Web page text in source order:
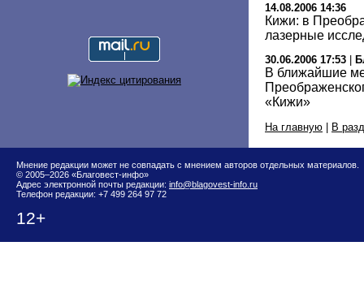
14.08.2006 14:36
Кижи: в
лазерные
30.06.2006 17:53
В ближайшие
«Кижи»
На главную | В
Мнение редакции может не совпадать с мнением авторов отдельных материалов.
© 2005–2026 «Благовест-инфо»
Адрес электронной почты редакции: info@blagovest-info.ru
Телефон редакции: +7 499 264 97 72
12+